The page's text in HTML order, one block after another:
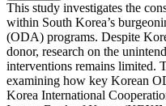
This study investigates the
within South Korea’s
(ODA) programs. Despite
donor, research on the
interventions remains limited.
examining how key Korean
Korea International